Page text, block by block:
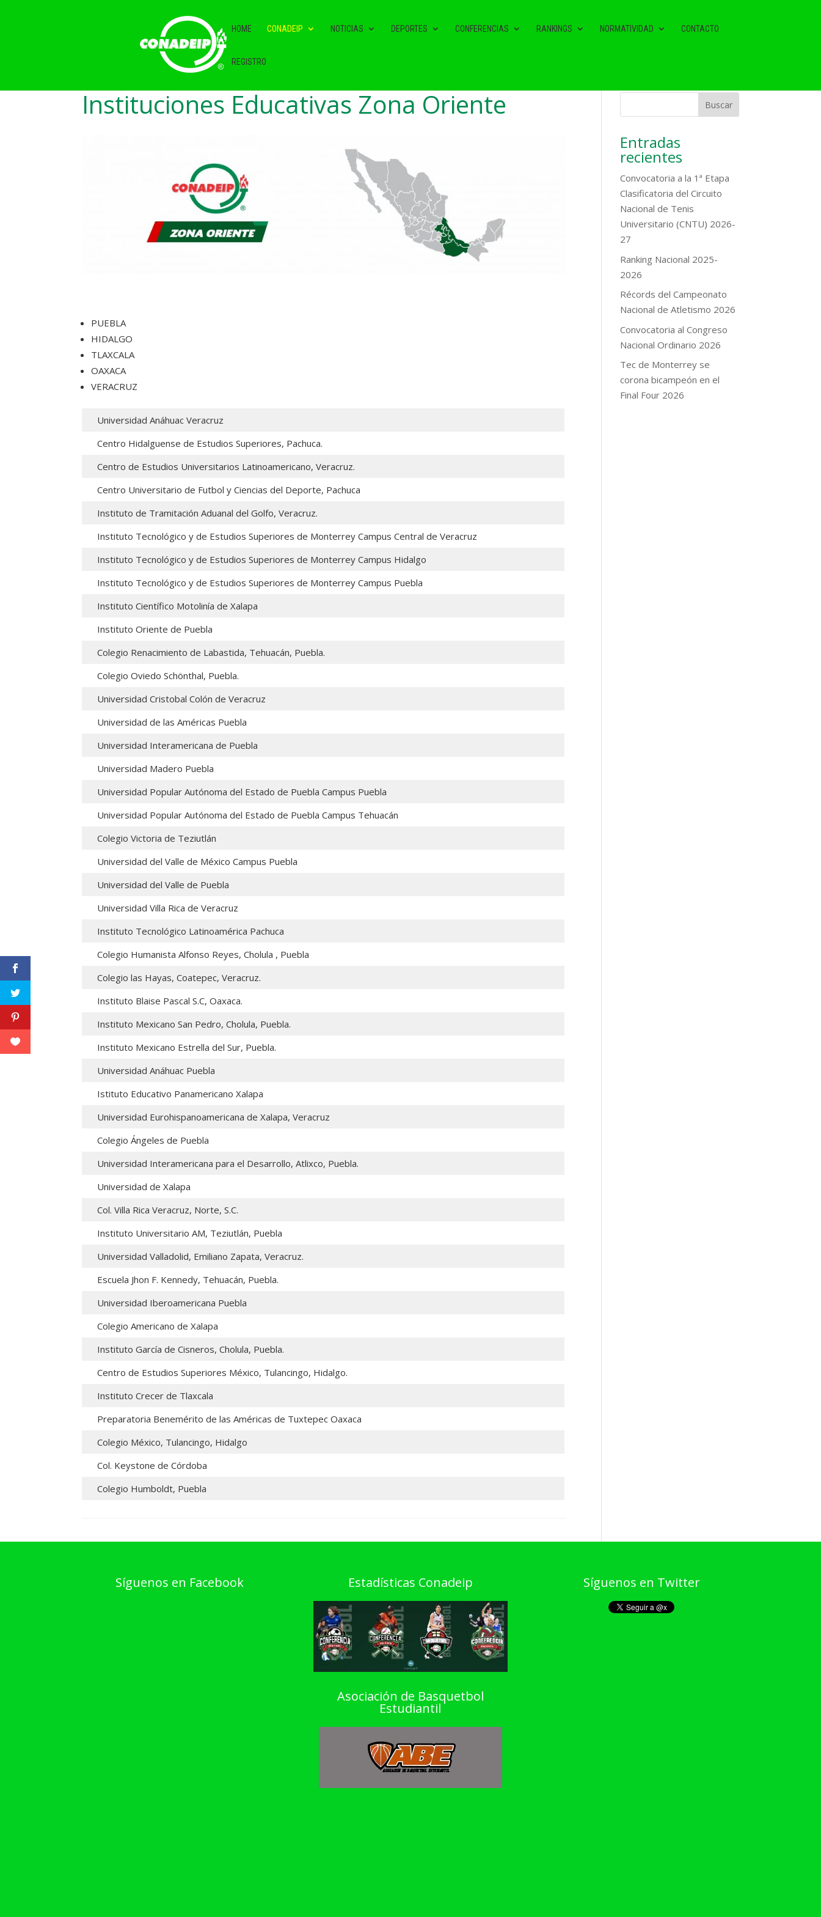
HOME CONADEIP NOTICIAS DEPORTES CONFERENCIAS RANKINGS NORMATIVIDAD CONTACTO
REGISTRO
Instituciones Educativas Zona Oriente
PUEBLA
HIDALGO
TLAXCALA
OAXACA
VERACRUZ
Universidad Anáhuac Veracruz
Centro Hidalguense de Estudios Superiores, Pachuca.
Centro de Estudios Universitarios Latinoamericano, Veracruz.
Centro Universitario de Futbol y Ciencias del Deporte, Pachuca
Instituto de Tramitación Aduanal del Golfo, Veracruz.
Instituto Tecnológico y de Estudios Superiores de Monterrey Campus Central de Veracruz
Instituto Tecnológico y de Estudios Superiores de Monterrey Campus Hidalgo
Instituto Tecnológico y de Estudios Superiores de Monterrey Campus Puebla
Instituto Científico Motolinía de Xalapa
Instituto Oriente de Puebla
Colegio Renacimiento de Labastida, Tehuacán, Puebla.
Colegio Oviedo Schönthal, Puebla.
Universidad Cristobal Colón de Veracruz
Universidad de las Américas Puebla
Universidad Interamericana de Puebla
Universidad Madero Puebla
Universidad Popular Autónoma del Estado de Puebla Campus Puebla
Universidad Popular Autónoma del Estado de Puebla Campus Tehuacán
Colegio Victoria de Teziutlán
Universidad del Valle de México Campus Puebla
Universidad del Valle de Puebla
Universidad Villa Rica de Veracruz
Instituto Tecnológico Latinoamérica Pachuca
Colegio Humanista Alfonso Reyes, Cholula , Puebla
Colegio las Hayas, Coatepec, Veracruz.
Instituto Blaise Pascal S.C, Oaxaca.
Instituto Mexicano San Pedro, Cholula, Puebla.
Instituto Mexicano Estrella del Sur, Puebla.
Universidad Anáhuac Puebla
Istituto Educativo Panamericano Xalapa
Universidad Eurohispanoamericana de Xalapa, Veracruz
Colegio Ángeles de Puebla
Universidad Interamericana para el Desarrollo, Atlixco, Puebla.
Universidad de Xalapa
Col. Villa Rica Veracruz, Norte, S.C.
Instituto Universitario AM, Teziutlán, Puebla
Universidad Valladolid, Emiliano Zapata, Veracruz.
Escuela Jhon F. Kennedy, Tehuacán, Puebla.
Universidad Iberoamericana Puebla
Colegio Americano de Xalapa
Instituto García de Cisneros, Cholula, Puebla.
Centro de Estudios Superiores México, Tulancingo, Hidalgo.
Instituto Crecer de Tlaxcala
Preparatoria Benemérito de las Américas de Tuxtepec Oaxaca
Colegio México, Tulancingo, Hidalgo
Col. Keystone de Córdoba
Colegio Humboldt, Puebla
Entradas
recientes
Convocatoria a la 1ª Etapa
Clasificatoria del Circuito
Nacional de Tenis
Universitario (CNTU) 2026-
27
Ranking Nacional 2025-
2026
Récords del Campeonato
Nacional de Atletismo 2026
Convocatoria al Congreso
Nacional Ordinario 2026
Tec de Monterrey se
corona bicampeón en el
Final Four 2026
Síguenos en Facebook Estadísticas Conadeip
Asociación de Basquetbol
Estudiantil
Síguenos en Twitter